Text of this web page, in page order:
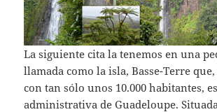
La siguiente cita la tenemos en una
llamada como la isla, Basse-Terre
con tan sólo unos 10.000 habitantes,
administrativa de Guadeloupe.